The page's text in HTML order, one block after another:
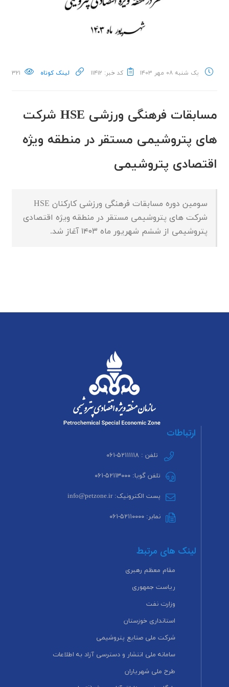
یک شنبه ۰۸ مهر ۱۴۰۳ کد خبر: ۱۱۴۱۲ لینک کوتاه ۳۲۱
مسابقات فرهنگی ورزشی HSE شرکت
های پتروشیمی مستقر در منطقه ویژه
اقتصادی پتروشیمی
سومین دوره مسابقات فرهنگی ورزشی کارکنان HSE
شرکت های پتروشیمی مستقر در منطقه ویژه اقتصادی
پتروشیمی از ششم شهریور ماه ۱۴۰۳ آغاز شد.
ارتباطات
تلفن : ۵۲۱۱۱۱۱۸-۰۶۱
تلفن گویا: ۵۲۱۱۳۰۰۰-۰۶۱
پست الکترونیک: info@petzone.ir
نمابر: ۵۲۱۱۰۰۰۰-۰۶۱
لینک های مرتبط
مقام معظم رهبری
ریاست جمهوری
وزارت نفت
استانداری خوزستان
شرکت ملی صنایع پتروشیمی
سامانه ملی انتشار و دسترسی آزاد به اطلاعات
طرح ملی شهریاران